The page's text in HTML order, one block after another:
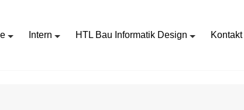
Intern HTL Bau Informatik Design Kontakt